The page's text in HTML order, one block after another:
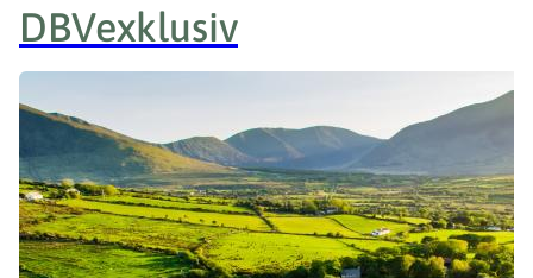
DBVexklusiv